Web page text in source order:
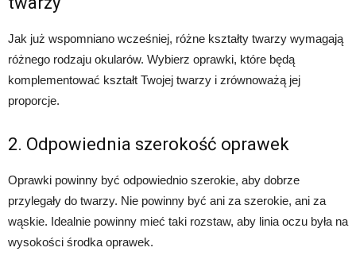
Jak już wspomniano wcześniej, różne kształty twarzy wymagają
różnego rodzaju okularów. Wybierz oprawki, które będą
komplementować kształt Twojej twarzy i zrównoważą jej
proporcje.
2. Odpowiednia szerokość oprawek
Oprawki powinny być odpowiednio szerokie, aby dobrze
przylegały do twarzy. Nie powinny być ani za szerokie, ani za
wąskie. Idealnie powinny mieć taki rozstaw, aby linia oczu była na
wysokości środka oprawek.